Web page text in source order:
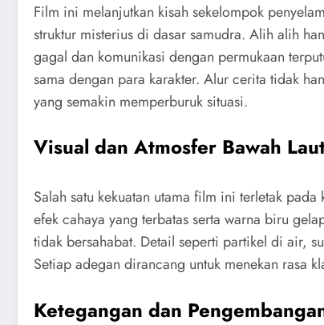
Film ini melanjutkan kisah sekelompok
struktur misterius di dasar samudra. Alih alih
gagal dan komunikasi dengan permukaan
sama dengan para karakter. Alur cerita tidak
yang semakin memperburuk situasi.
Visual dan Atmosfer Bawah
Salah satu kekuatan utama film ini terletak
efek cahaya yang terbatas serta warna biru
tidak bersahabat. Detail seperti partikel di air,
Setiap adegan dirancang untuk menekan rasa
Ketegangan dan